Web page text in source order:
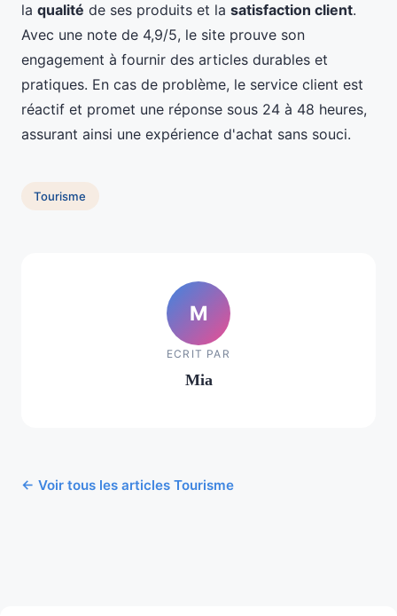
la qualité de ses produits et la satisfaction client.
Avec une note de 4,9/5, le site prouve son
engagement à fournir des articles durables et
pratiques. En cas de problème, le service client est
réactif et promet une réponse sous 24 à 48 heures,
assurant ainsi une expérience d'achat sans souci.
Tourisme
M
ECRIT PAR
Mia
← Voir tous les articles Tourisme